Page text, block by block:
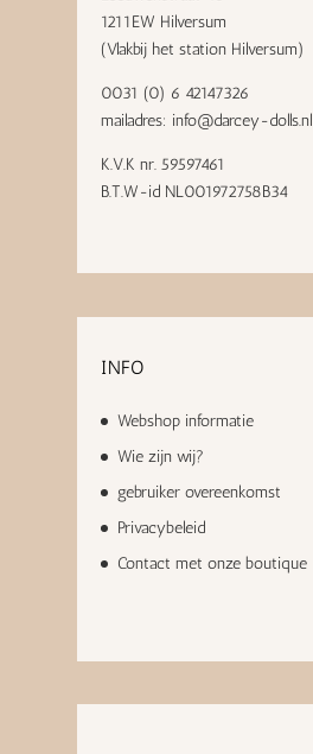
1211EW Hilversum
(Vlakbij het station Hilversum)
0031 (0) 6 42147326
mailadres: info@darcey-dolls.nl
K.V.K nr. 59597461
B.T.W-id NL001972758B34
INFO
Webshop informatie
Wie zijn wij?
gebruiker overeenkomst
Privacybeleid
Contact met onze boutique